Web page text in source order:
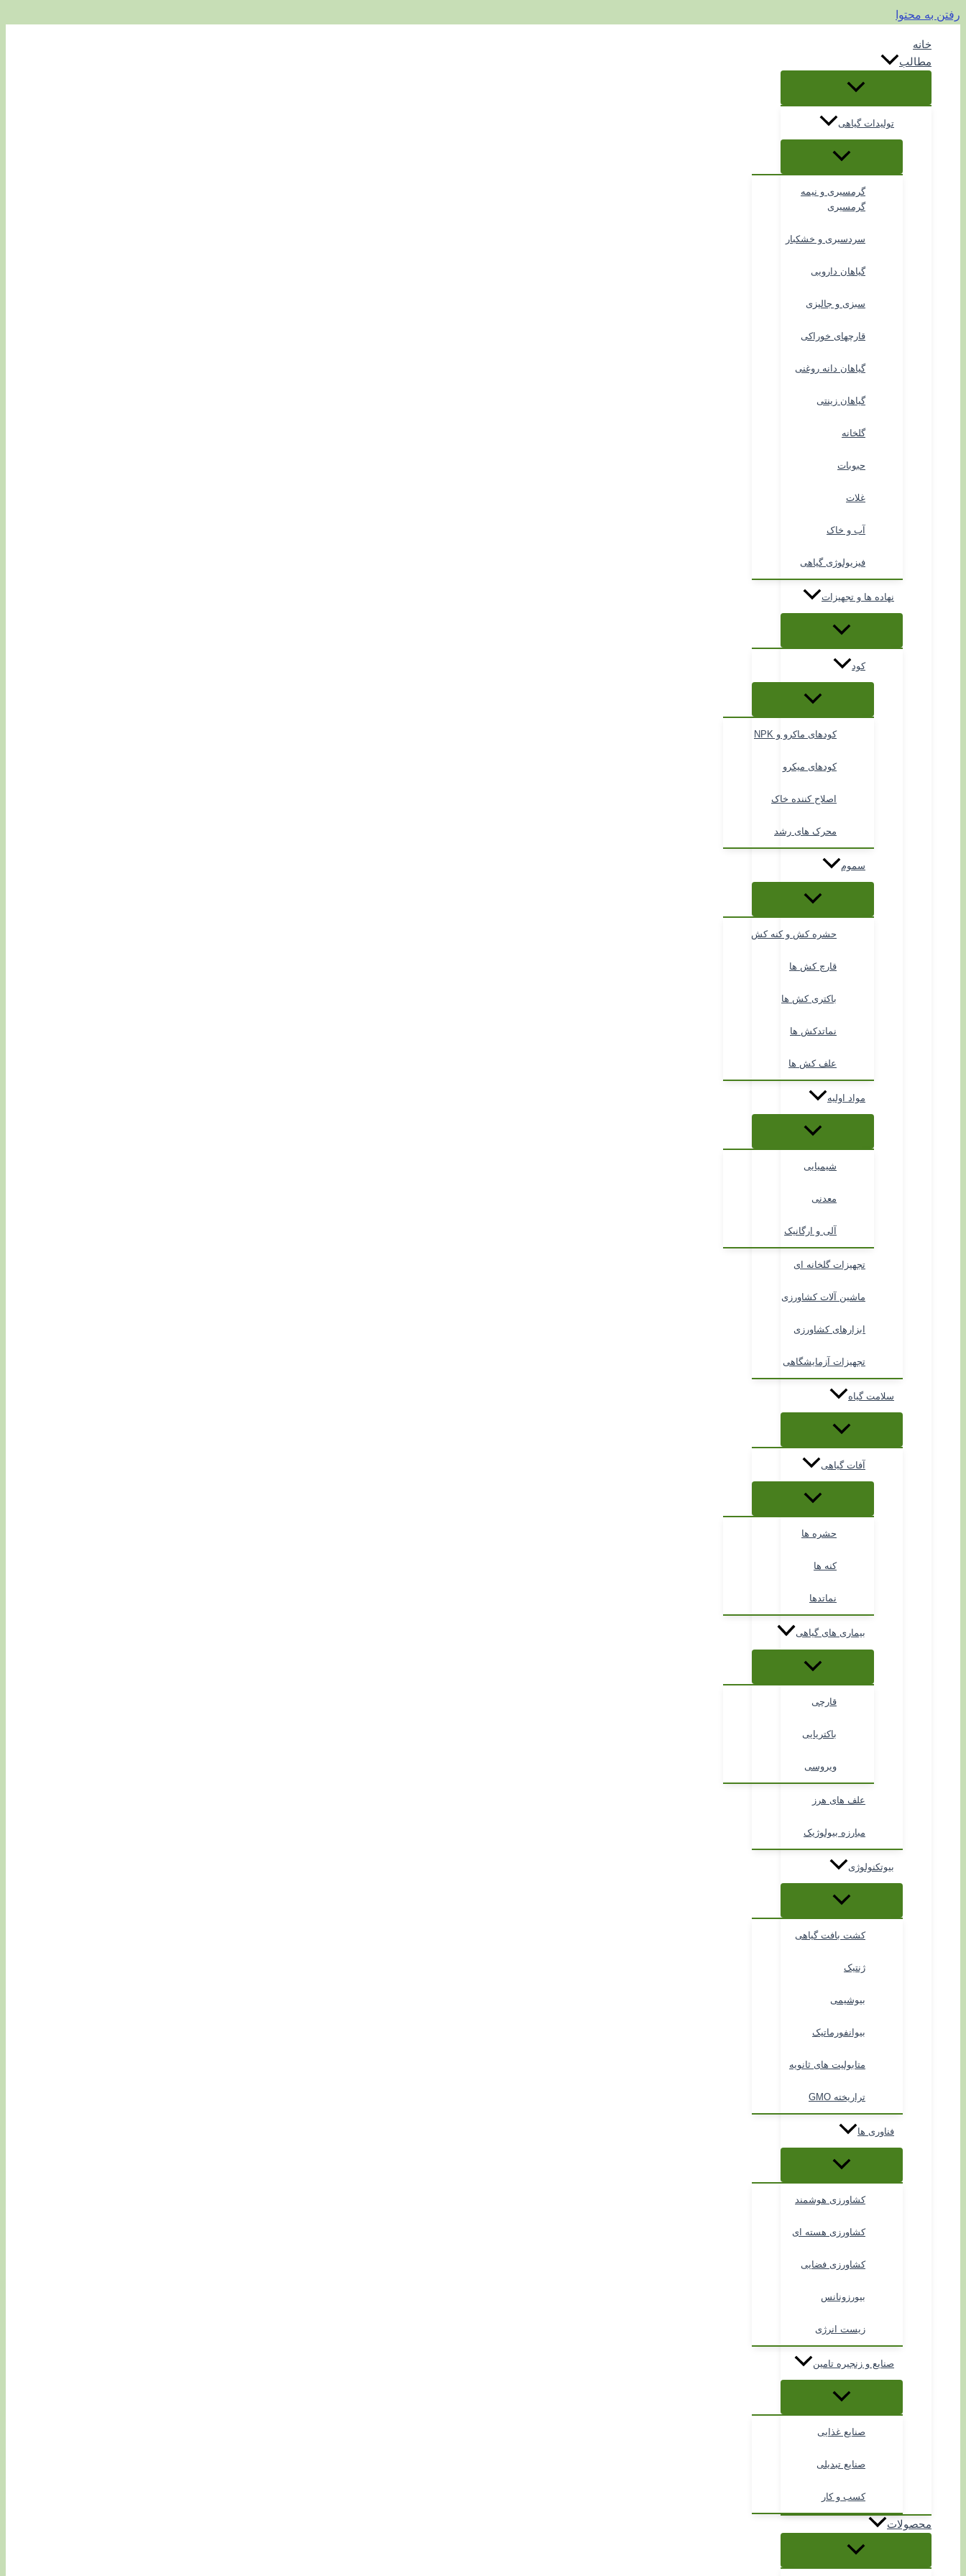
رفتن به محتوا
خانه
مطالب
تولیدات گیاهی
گرمسیری و نیمه
گرمسیری
سردسیری و خشکبار
گیاهان دارویی
سبزی و جالیزی
قارچهای خوراکی
گیاهان دانه روغنی
گیاهان زینتی
گلخانه
حبوبات
غلات
آب و خاک
فیزیولوژی گیاهی
نهاده ها و تجهیزات
کود
کودهای ماکرو و NPK
کودهای میکرو
اصلاح کننده خاک
محرک های رشد
سموم
حشره کش و کنه کش
قارچ کش ها
باکتری کش ها
نماتدکش ها
علف کش ها
مواد اولیه
شیمیایی
معدنی
آلی و ارگانیک
تجهیزات گلخانه ای
ماشین آلات کشاورزی
ابزارهای کشاورزی
تجهیزات آزمایشگاهی
سلامت گیاه
آفات گیاهی
حشره ها
کنه ها
نماتدها
بیماری های گیاهی
قارچی
باکتریایی
ویروسی
علف های هرز
مبارزه بیولوژیک
بیوتکنولوژی
کشت بافت گیاهی
ژنتیک
بیوشیمی
بیوانفورماتیک
متابولیت های ثانویه
تراریخته GMO
فناوری ها
کشاورزی هوشمند
کشاورزی هسته ای
کشاورزی فضایی
بیورزونانس
زیست انرژی
صنایع و زنجیره تامین
صنایع غذایی
صنایع تبدیلی
کسب و کار
محصولات